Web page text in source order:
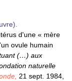
d'une « mère
ovule humain
(…) aux
naturelle
21 sept. 1984,